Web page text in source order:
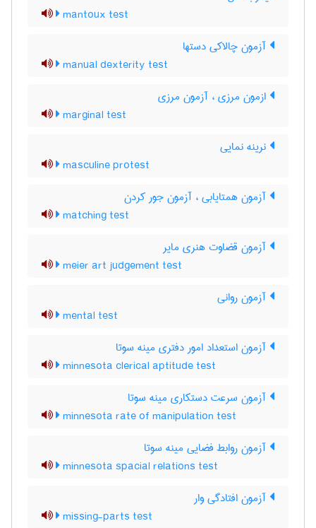
mantoux test
آزمون چالاکی دستها
manual dexterity test
ازمون مرزی ، آزمون مرزی
marginal test
نرینه نمایی
masculine protest
آزمون همتایابی ، آزمون جور کردن
matching test
آزمون قضاوت هنری مایر
meier art judgement test
آزمون روانی
mental test
آزمون استعداد امور دفتری مینه سوتا
minnesota clerical aptitude test
آزمون سرعت دستکاری مینه سوتا
minnesota rate of manipulation test
آزمون روابط فضایی مینه سوتا
minnesota spacial relations test
آزمون افتادگی وار
missing-parts test